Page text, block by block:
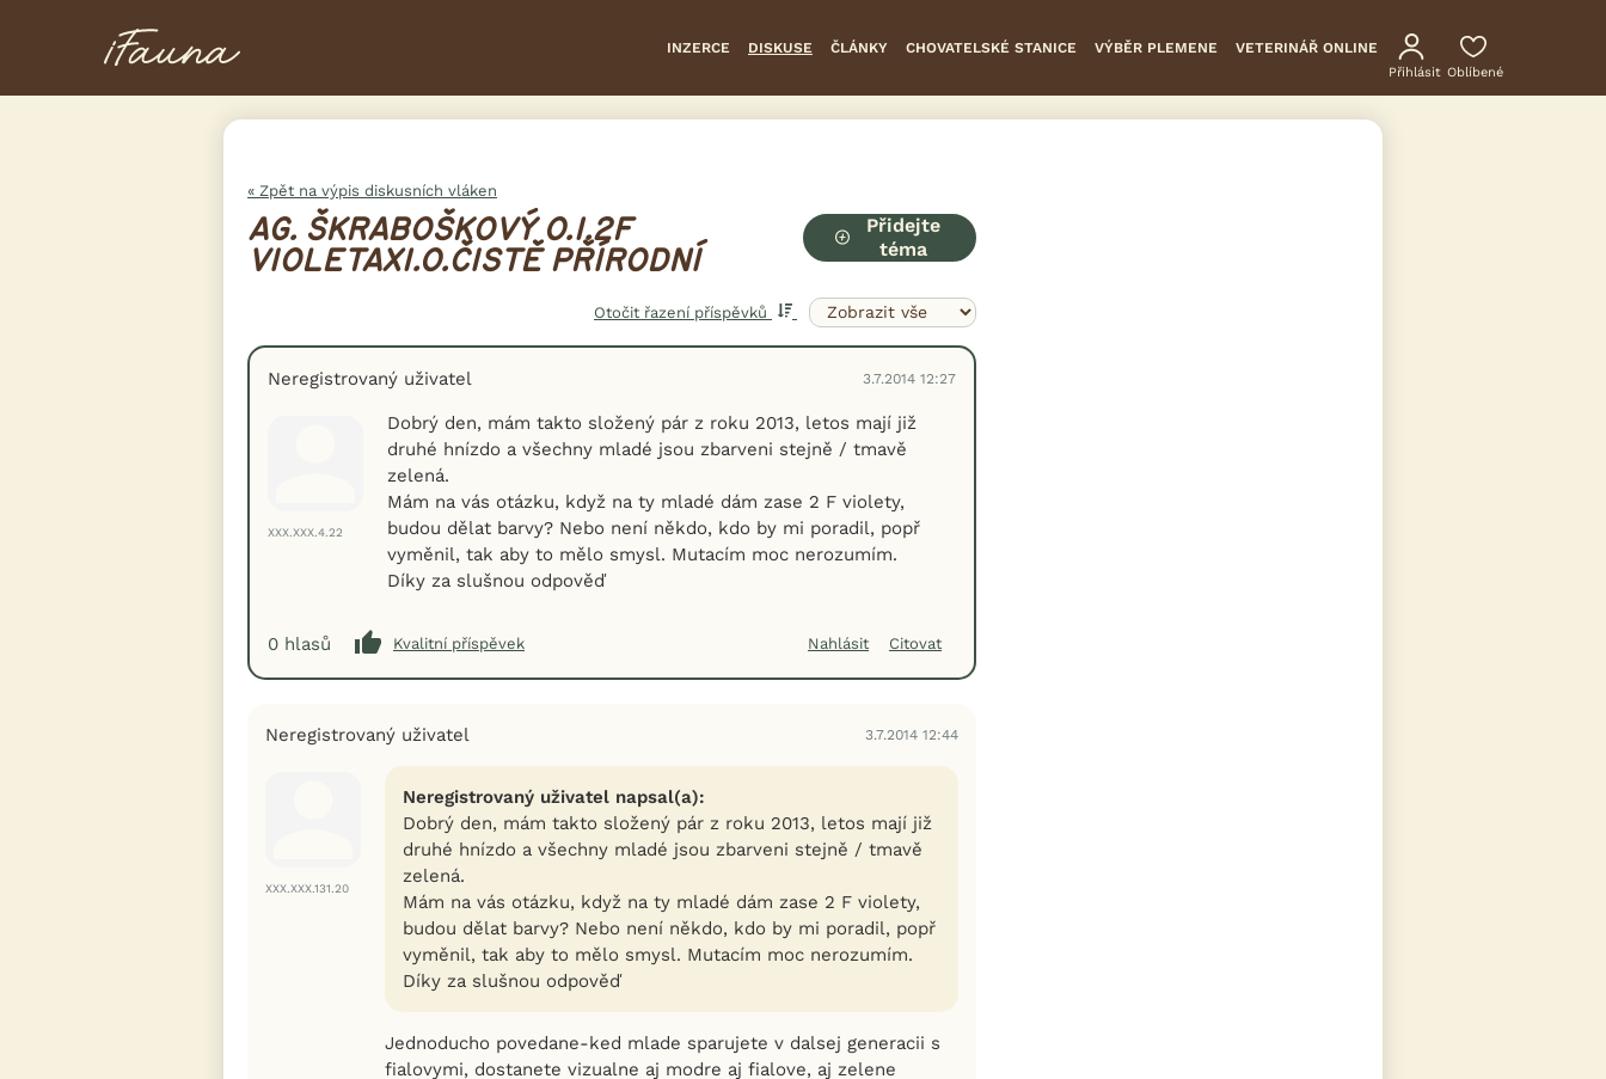
INZERCE DISKUSE ČLÁNKY CHOVATELSKÉ STANICE VÝBĚR PLEMENE VETERINÁŘ ONLINE
Přihlásit Oblíbené
« Zpět na výpis diskusních vláken
AG. ŠKRABOŠKOVÝ 0.1.2F
VIOLETAX1.0.ČISTĚ PŘÍRODNÍ
Přidejte
téma
Otočit řazení příspěvků
Neregistrovaný uživatel 3.7.2014 12:27
XXX.XXX.4.22
Dobrý den, mám takto složený pár z roku 2013, letos mají již
druhé hnízdo a všechny mladé jsou zbarveni stejně / tmavě
zelená.
Mám na vás otázku, když na ty mladé dám zase 2 F violety,
budou dělat barvy? Nebo není někdo, kdo by mi poradil, popř
vyměnil, tak aby to mělo smysl. Mutacím moc nerozumím.
Díky za slušnou odpověď
0 hlasů Kvalitní příspěvek Nahlásit Citovat
Neregistrovaný uživatel 3.7.2014 12:44
XXX.XXX.131.20
Neregistrovaný uživatel napsal(a):
Dobrý den, mám takto složený pár z roku 2013, letos mají již
druhé hnízdo a všechny mladé jsou zbarveni stejně / tmavě
zelená.
Mám na vás otázku, když na ty mladé dám zase 2 F violety,
budou dělat barvy? Nebo není někdo, kdo by mi poradil, popř
vyměnil, tak aby to mělo smysl. Mutacím moc nerozumím.
Díky za slušnou odpověď
Jednoducho povedane-ked mlade sparujete v dalsej generacii s
fialovymi, dostanete vizualne aj modre aj fialove, aj zelene